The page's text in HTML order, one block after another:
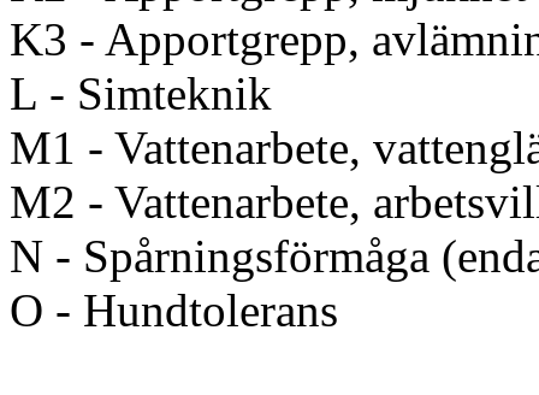
K3 - Apportgrepp,
L - Simteknik
M1 - Vattenarbete,
M2 - Vattenarbete,
N - Spårningsförmåga
O - Hundtolerans